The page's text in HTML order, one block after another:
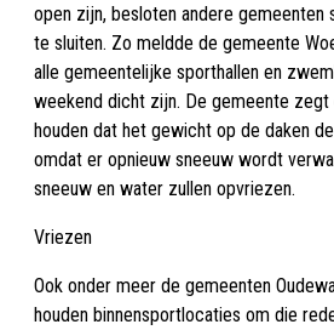
open zijn, besloten andere
te sluiten. Zo meldde de gemeente
alle gemeentelijke sporthallen en
weekend dicht zijn. De gemeente
houden dat het gewicht op de daken
omdat er opnieuw sneeuw wordt
sneeuw en water zullen opvriezen.
Vriezen
Ook onder meer de gemeenten
houden binnensportlocaties om die